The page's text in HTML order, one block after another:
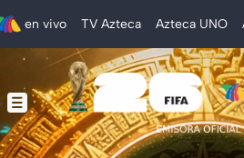
en vivo TV Azteca Azteca UNO